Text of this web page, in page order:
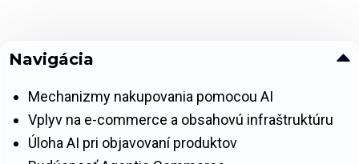
Navigácia
Mechanizmy nakupovania pomocou AI
Vplyv na e-commerce a obsahovú infraštruktúru
Úloha AI pri objavovaní produktov